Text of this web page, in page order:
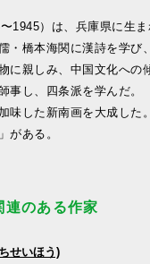
1945）は、兵庫県に生ま
・橋本海関に漢詩を学び
に親しみ、中国文化への
事し、四条派を学んだ。
味した新南画を大成した。
がある。
連のある作家
せいほう)